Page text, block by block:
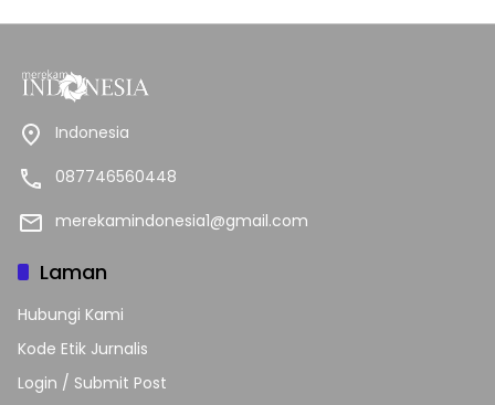
Indonesia
087746560448
merekamindonesia1@gmail.com
Laman
Hubungi Kami
Kode Etik Jurnalis
Login / Submit Post